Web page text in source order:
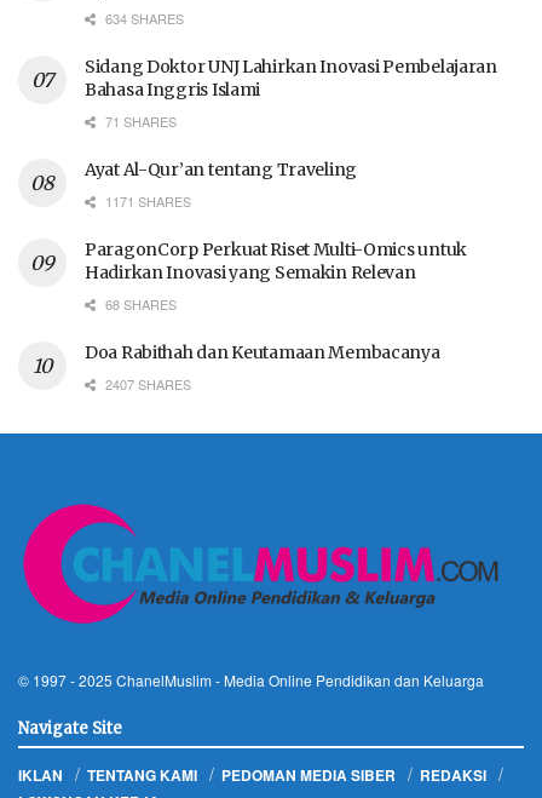
634 SHARES
Sidang Doktor UNJ Lahirkan Inovasi Pembelajaran
Bahasa Inggris Islami
71 SHARES
Ayat Al-Qur’an tentang Traveling
1171 SHARES
ParagonCorp Perkuat Riset Multi-Omics untuk
Hadirkan Inovasi yang Semakin Relevan
68 SHARES
Doa Rabithah dan Keutamaan Membacanya
2407 SHARES
© 1997 - 2025 ChanelMuslim - Media Online Pendidikan dan Keluarga
Navigate Site
IKLAN TENTANG KAMI PEDOMAN MEDIA SIBER
REDAKSI